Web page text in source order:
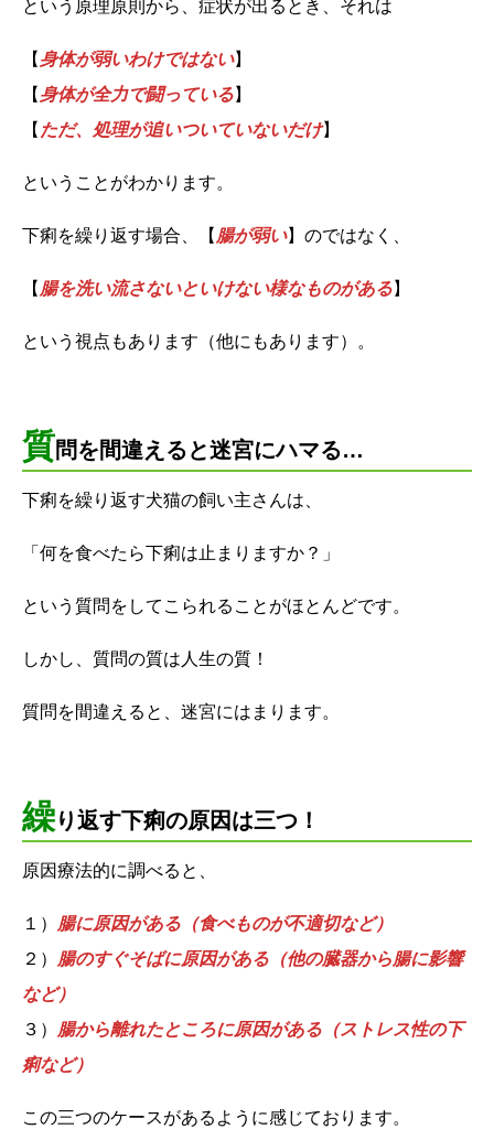
という原理原則から、症状が出るとき、それは
【 身体が弱いわけではない】
【 身体が全力で闘っている】
【 ただ、処理が追いついていないだけ】
ということがわかります。
下痢を繰り返す場合、【 腸が弱い】のではなく、
【 腸を洗い流さないといけない様なものがある】
という視点もあります（他にもあります）。
質問を間違えると迷宮にハマる…
下痢を繰り返す犬猫の飼い主さんは、
「何を食べたら下痢は止まりますか？」
という質問をしてこられることがほとんどです。
しかし、質問の質は人生の質！
質問を間違えると、迷宮にはまります。
繰り返す下痢の原因は三つ！
原因療法的に調べると、
１） 腸に原因がある（食べものが不適切など）
２） 腸のすぐそばに原因がある（他の臓器から腸に影響
など）
３） 腸から離れたところに原因がある（ストレス性の下
痢など）
この三つのケースがあるように感じております。